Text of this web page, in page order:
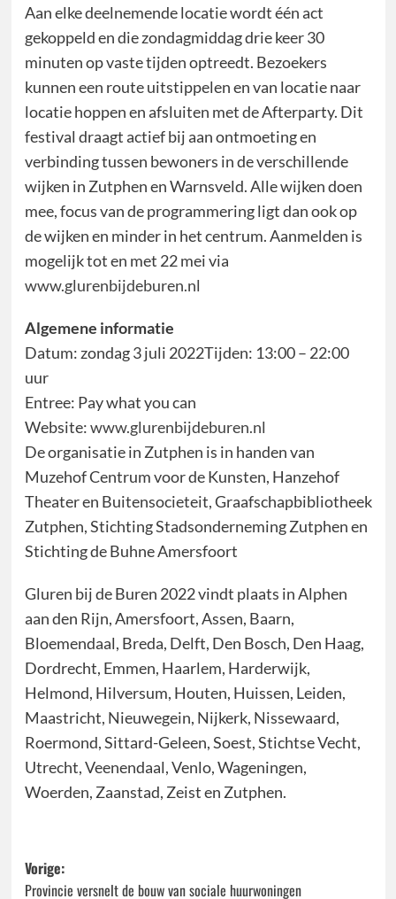
Aan elke deelnemende locatie wordt één act
gekoppeld en die zondagmiddag drie keer 30
minuten op vaste tijden optreedt. Bezoekers
kunnen een route uitstippelen en van locatie naar
locatie hoppen en afsluiten met de Afterparty. Dit
festival draagt actief bij aan ontmoeting en
verbinding tussen bewoners in de verschillende
wijken in Zutphen en Warnsveld. Alle wijken doen
mee, focus van de programmering ligt dan ook op
de wijken en minder in het centrum. Aanmelden is
mogelijk tot en met 22 mei via
www.glurenbijdeburen.nl
Algemene informatie
Datum: zondag 3 juli 2022Tijden: 13:00 – 22:00
uur
Entree: Pay what you can
Website:www.glurenbijdeburen.nl
De organisatie in Zutphen is in handen van
Muzehof Centrum voor de Kunsten, Hanzehof
Theater en Buitensocieteit, Graafschapbibliotheek
Zutphen, Stichting Stadsonderneming Zutphen en
Stichting de Buhne Amersfoort
Gluren bij de Buren 2022 vindt plaats in Alphen
aan den Rijn, Amersfoort, Assen, Baarn,
Bloemendaal, Breda, Delft, Den Bosch, Den Haag,
Dordrecht, Emmen, Haarlem, Harderwijk,
Helmond, Hilversum, Houten, Huissen, Leiden,
Maastricht, Nieuwegein, Nijkerk, Nissewaard,
Roermond, Sittard-Geleen, Soest, Stichtse Vecht,
Utrecht, Veenendaal, Venlo, Wageningen,
Woerden, Zaanstad, Zeist en Zutphen.
Bericht
Vorige:
Provincie versnelt de bouw van sociale huurwoningen